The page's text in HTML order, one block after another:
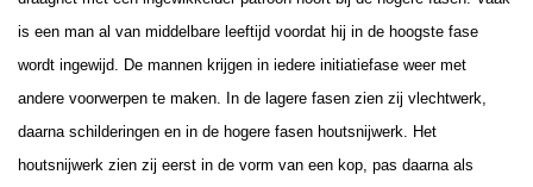
is een man al van middelbare leeftijd voordat hij in de hoogste fase
wordt ingewijd. De mannen krijgen in iedere initiatiefase weer met
andere voorwerpen te maken. In de lagere fasen zien zij vlechtwerk,
daarna schilderingen en in de hogere fasen houtsnijwerk. Het
houtsnijwerk zien zij eerst in de vorm van een kop, pas daarna als